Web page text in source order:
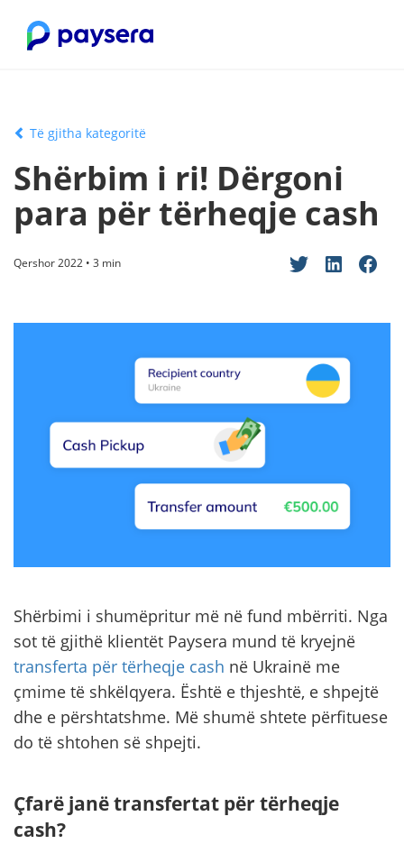
Të gjitha kategoritë
Shërbim i ri! Dërgoni
para për tërheqje cash
Qershor 2022 • 3 min
Shërbimi i shumëpritur më në fund mbërriti. Nga
sot të gjithë klientët Paysera mund të kryejnë
transferta për tërheqje cash në Ukrainë me
çmime të shkëlqyera. Është e thjeshtë, e shpejtë
dhe e përshtatshme. Më shumë shtete përfituese
do të shtohen së shpejti.
Çfarë janë transfertat për tërheqje
cash?